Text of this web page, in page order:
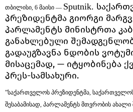
თბილისი, 6 მაისი — Sputnik.
პრეზიდენტმა გიორგი
პარლამენტს მინისტრთა
განახლებული
გადაუგზავნა ნდობის
მისაცემად, — იტყობინება
პრეს-სამსახური.
”საქართველოს პრეზიდენტმა,
შესაბამისად, პარლამენტს მთვრობის ახალი